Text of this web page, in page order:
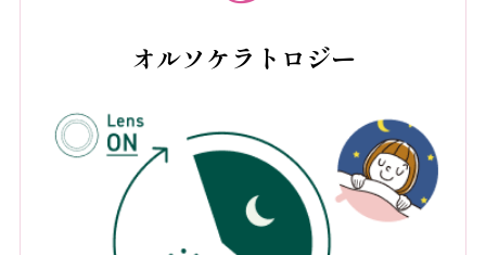
オルソケラトロジー